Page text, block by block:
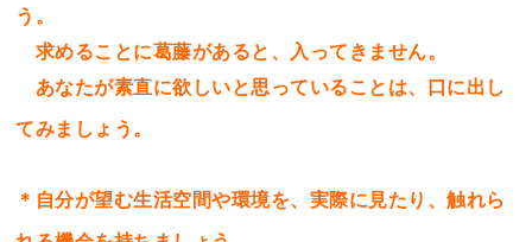
う。
求めることに葛藤があると、入ってきません。
あなたが素直に欲しいと思っていることは、口に出し
てみましょう。
＊自分が望む生活空間や環境を、実際に見たり、触れら